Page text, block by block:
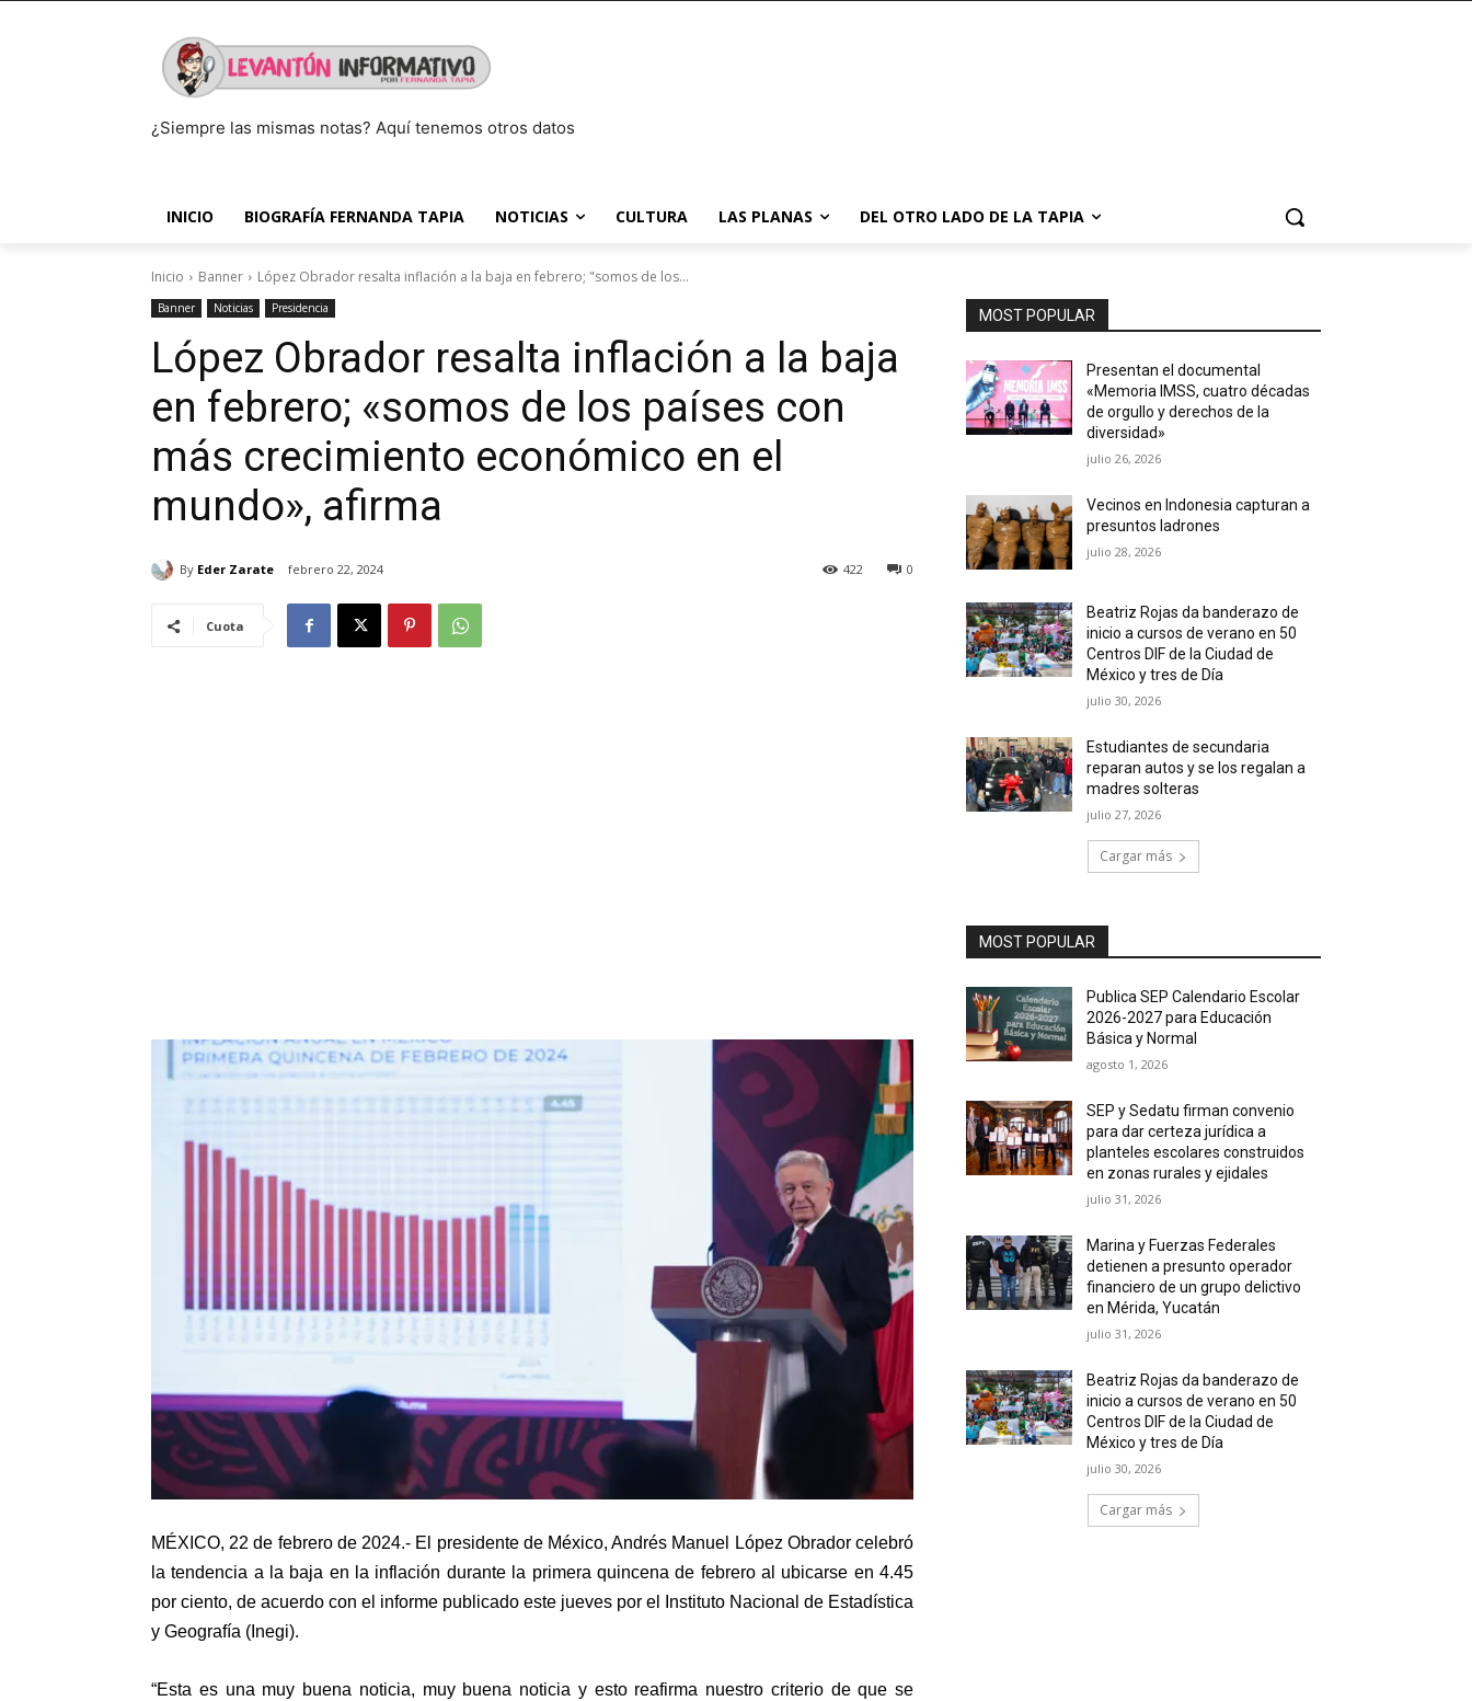
¿Siempre las mismas notas? Aquí tenemos otros datos
INICIO BIOGRAFÍA FERNANDA TAPIA NOTICIAS CULTURA LAS PLANAS DEL OTRO LADO DE LA TAPIA
Inicio Banner López Obrador resalta inflación a la baja en febrero; "somos de los...
Banner Noticias Presidencia
López Obrador resalta inflación a la baja
en febrero; «somos de los países con
más crecimiento económico en el
mundo», afirma
By Eder Zarate febrero 22, 2024 0
422
Cuota
MÉXICO, 22 de febrero de 2024.- El presidente de México, Andrés Manuel López Obrador celebró
la tendencia a la baja en la inflación durante la primera quincena de febrero al ubicarse en 4.45
por ciento, de acuerdo con el informe publicado este jueves por el Instituto Nacional de Estadística
y Geografía (Inegi).
“Esta es una muy buena noticia, muy buena noticia y esto reafirma nuestro criterio de que se
MOST POPULAR
Presentan el documental
«Memoria IMSS, cuatro décadas
de orgullo y derechos de la
diversidad»
julio 26, 2026
Vecinos en Indonesia capturan a
presuntos ladrones
julio 28, 2026
Beatriz Rojas da banderazo de
inicio a cursos de verano en 50
Centros DIF de la Ciudad de
México y tres de Día
julio 30, 2026
Estudiantes de secundaria
reparan autos y se los regalan a
madres solteras
julio 27, 2026
Cargar más
MOST POPULAR
Publica SEP Calendario Escolar
2026-2027 para Educación
Básica y Normal
agosto 1, 2026
SEP y Sedatu firman convenio
para dar certeza jurídica a
planteles escolares construidos
en zonas rurales y ejidales
julio 31, 2026
Marina y Fuerzas Federales
detienen a presunto operador
financiero de un grupo delictivo
en Mérida, Yucatán
julio 31, 2026
Beatriz Rojas da banderazo de
inicio a cursos de verano en 50
Centros DIF de la Ciudad de
México y tres de Día
julio 30, 2026
Cargar más